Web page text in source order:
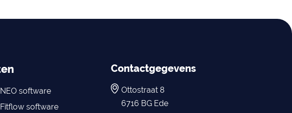
software
software
Contactgegevens
Ottostraat 8
6716 BG Ede